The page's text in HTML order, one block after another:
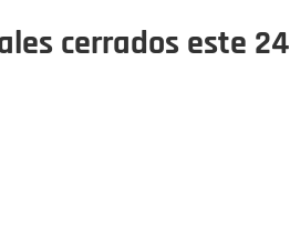
cerrados este 24